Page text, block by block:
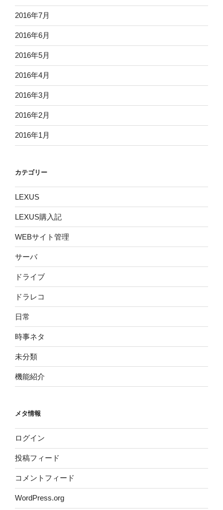
2016年7月
2016年6月
2016年5月
2016年4月
2016年3月
2016年2月
2016年1月
カテゴリー
LEXUS
LEXUS購入記
WEBサイト管理
サーバ
ドライブ
ドラレコ
日常
時事ネタ
未分類
機能紹介
メタ情報
ログイン
投稿フィード
コメントフィード
WordPress.org